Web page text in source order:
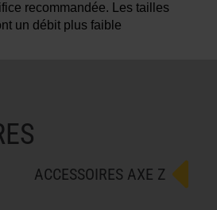
recommandée. Les tailles
un débit plus faible
ACCESSOIRES AXE Z